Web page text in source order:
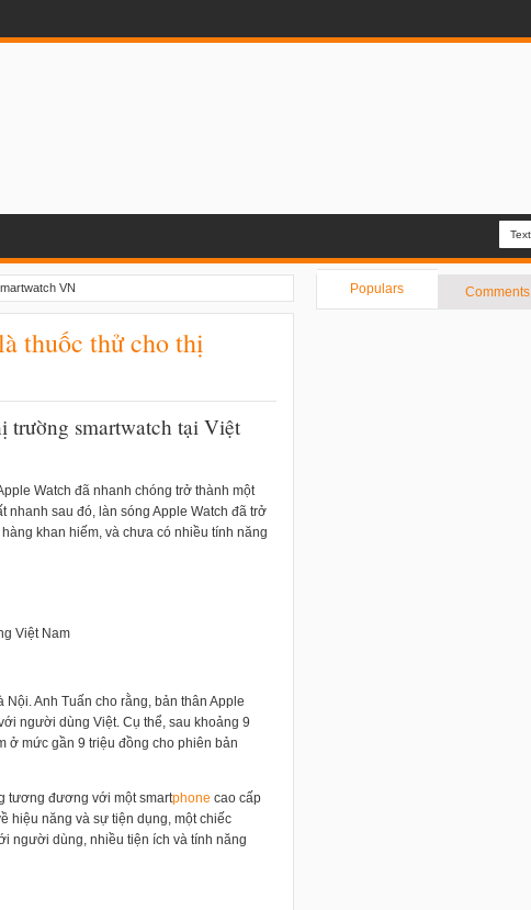
Populars Comments
VN
thuốc thử cho thị
trường smartwatch tại Việt
Watch đã nhanh chóng trở thành một
nhanh sau đó, làn sóng Apple Watch đã trở
khan hiếm, và chưa có nhiều tính năng
Việt Nam
Nội. Anh Tuấn cho rằng, bản thân Apple
người dùng Việt. Cụ thể, sau khoảng 9
ở mức gần 9 triệu đồng cho phiên bản
tương đương với một smartphone cao cấp
hiệu năng và sự tiện dụng, một chiếc
người dùng, nhiều tiện ích và tính năng